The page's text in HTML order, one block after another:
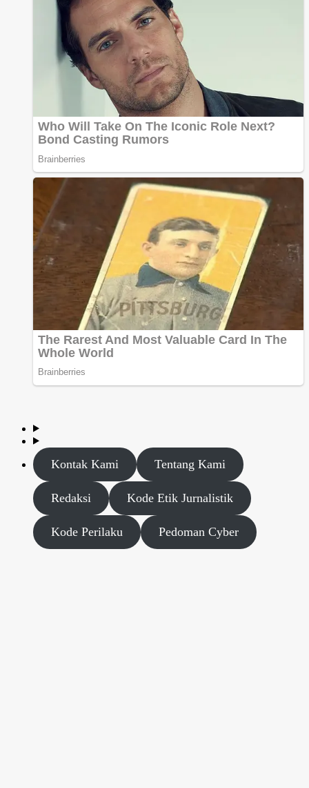
Kontak Kami Tentang Kami
Redaksi Kode Etik Jurnalistik
Kode Perilaku Pedoman Cyber